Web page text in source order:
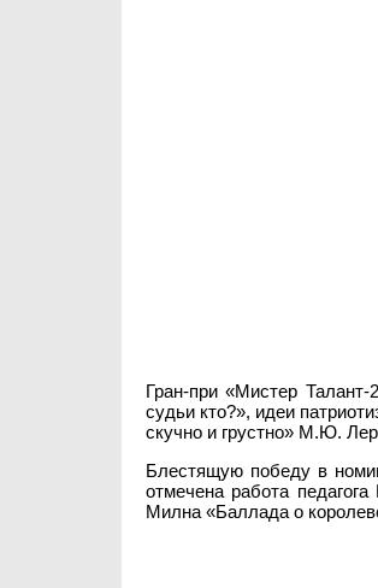
Гран-при «Мистер
судьи кто?», идеи
скучно и грустно» М.Ю.
Блестящую победу в
отмечена работа
Милна «Баллада о